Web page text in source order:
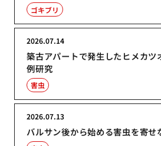
ゴキブリ
築古アパートで発生したヒメカツ
例研究
2026.07.14
害虫
バルサン後から始める害虫を寄せ
2026.07.13